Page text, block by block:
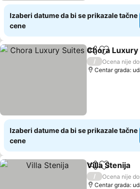
Izaberi datume da bi se prikazale tačne
cene
Deli Dodati u
Chora Luxury
/
Ocena nije
Centar grada:
Izaberi datume da bi se prikazale tačne
cene
Deli Dodati u
Villa Stenija
/
Ocena nije
Centar grada: